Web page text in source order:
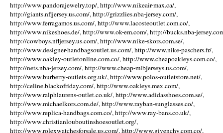
http://www.pandorajewelry.top/, http://www.nikeair-max.ca/,
http://giants.nfljersey.us.com/, http://grizzlies.nba-jersey.com/,
http://www.ferragamos.us.com/, http://www.lacosteoutlet.com.co/,
http://www.nikeshoes.de/, http://www.ok-em.com/, http://bucks.nba-
http://cowboys.nfljersey.us.com/, http://www.nike-skors.com.se/,
http://www.designer-handbagsoutlet.us.com/, http://www.nike-paschers.fr/,
http://www.oakley-outletonline.com.co/, http://www.cheapoakleys.com.co/,
http://nets.nba-jersey.com/, http://www.cheap-mlbjerseys.us.com/,
http://www.burberry-outlets.org.uk/, http://www.polos-outletstore.net/,
http://celine.blackofriday.com/, http://www.oakleys.mex.com/,
http://www.ralphlaurens-outlet.co.uk/, http://www.adidasshoes.com.se/,
http://www.michaelkors.com.de/, http://www.rayban-sunglasses.co/,
http://www.replica-handbags.com.co/, http://www.ray-bans.co.uk/,
http://www.christianlouboutinshoesoutlet.org/,
http://www.rolexwatchesforsale.us.com/, http://www.givenchy.com.co/,